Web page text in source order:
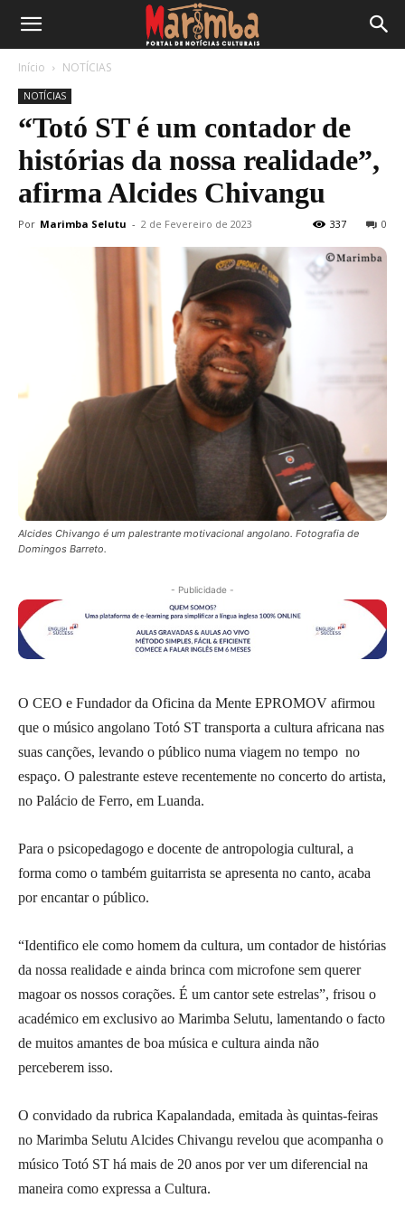
Início NOTÍCIAS
NOTÍCIAS
“Totó ST é um contador de
histórias da nossa realidade”,
afirma Alcides Chivangu
Por Marimba Selutu - 2 de Fevereiro de 2023 0
337
Alcides Chivango é um palestrante motivacional angolano. Fotografia de
Domingos Barreto.
- Publicidade -
O CEO e Fundador da Oficina da Mente EPROMOV afirmou
que o músico angolano Totó ST transporta a cultura africana nas
suas canções, levando o público numa viagem no tempo no
espaço. O palestrante esteve recentemente no concerto do artista,
no Palácio de Ferro, em Luanda.
Para o psicopedagogo e docente de antropologia cultural, a
forma como o também guitarrista se apresenta no canto, acaba
por encantar o público.
“Identifico ele como homem da cultura, um contador de histórias
da nossa realidade e ainda brinca com microfone sem querer
magoar os nossos corações. É um cantor sete estrelas”, frisou o
académico em exclusivo ao Marimba Selutu, lamentando o facto
de muitos amantes de boa música e cultura ainda não
perceberem isso.
O convidado da rubrica Kapalandada, emitada às quintas-feiras
no Marimba Selutu Alcides Chivangu revelou que acompanha o
músico Totó ST há mais de 20 anos por ver um diferencial na
maneira como expressa a Cultura.